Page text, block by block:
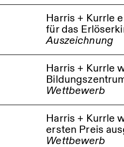
Harris + Kurrle
für das
Auszeichnung
Harris + Kurrle
Wettbewerb
Harris + Kurrle
ersten Preis
Wettbewerb